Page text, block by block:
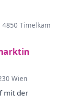
Timelkam
Wien
mit der